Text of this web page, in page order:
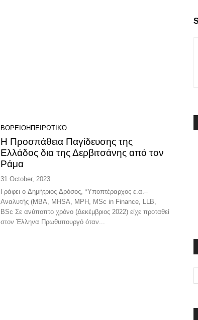
ΒΟΡΕΙΟΗΠΕΙΡΩΤΙΚΌ
Η Προσπάθεια Παγίδευσης της
Ελλάδος δια της Δερβιτσάνης από τον
Ράμα
31 October, 2023
Γράφει ο Δημήτριος Δρόσος, *Υποπτέραρχος ε.α.–
Αναλυτής (MBA, ΜΗSΑ, MPH, MSc in Finance, LLB,
BSc Σε ανύποπτο χρόνο (Δεκέμβριος 2022) είχε προταθεί
στον Έλληνα Πρωθυπουργό όταν...